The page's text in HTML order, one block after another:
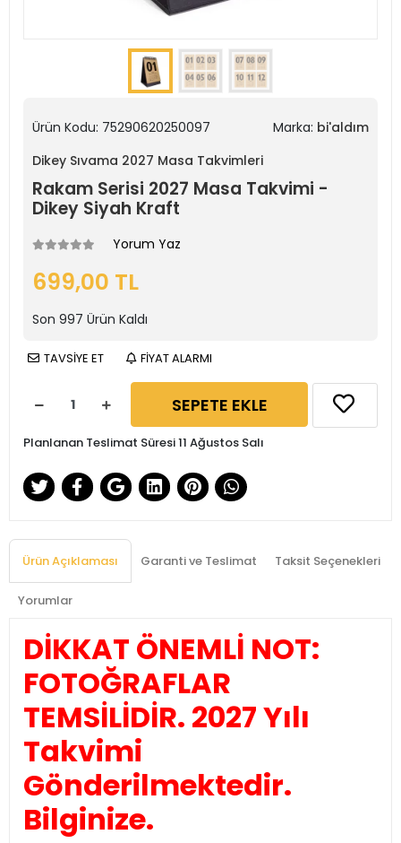
Ürün Kodu: 75290620250097 Marka: bi'aldım
Dikey Sıvama 2027 Masa Takvimleri
Rakam Serisi 2027 Masa Takvimi -
Dikey Siyah Kraft
Yorum Yaz
699,00 TL
Son 997 Ürün Kaldı
TAVSİYE ET FİYAT ALARMI
SEPETE EKLE
Planlanan Teslimat Süresi 11 Ağustos Salı
Ürün Açıklaması Garanti ve Teslimat Taksit Seçenekleri
Yorumlar
DİKKAT ÖNEMLİ NOT:
FOTOĞRAFLAR
TEMSİLİDİR. 2027 Yılı
Takvimi
Gönderilmektedir.
Bilginize.